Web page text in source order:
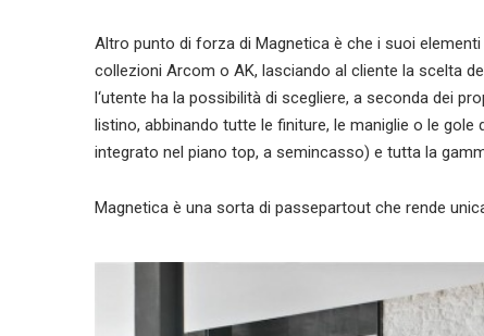
Altro punto di forza di Magnetica è che i suoi
collezioni Arcom o AK, lasciando al cliente la scelta
l‘utente ha la possibilità di scegliere, a seconda dei
listino, abbinando tutte le finiture, le maniglie o le
integrato nel piano top, a semincasso) e tutta la
Magnetica è una sorta di passepartout che rende